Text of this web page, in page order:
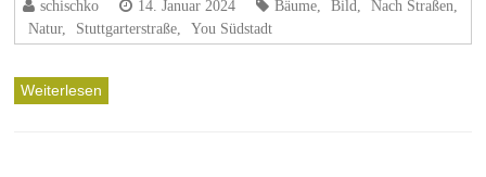
schischko 14. Januar 2024 Bäume Bild Nach Straßen
Natur, Stuttgarterstraße You Südstadt
Weiterlesen